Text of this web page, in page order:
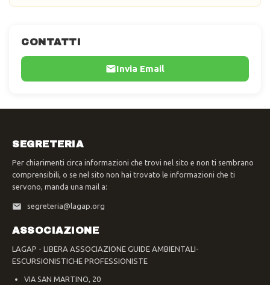
CONTATTI
Invia Email
SEGRETERIA
Per chiarimenti circa informazioni che trovi nel sito e non ti sembrano
comprensibili, o se nel sito non hai trovato le informazioni che ti
servono, manda una mail a:
segreteria@lagap.org
ASSOCIAZIONE
LAGAP - LIBERA ASSOCIAZIONE GUIDE AMBIENTALI-
ESCURSIONISTICHE PROFESSIONISTE
VIA SAN MARTINO, 20